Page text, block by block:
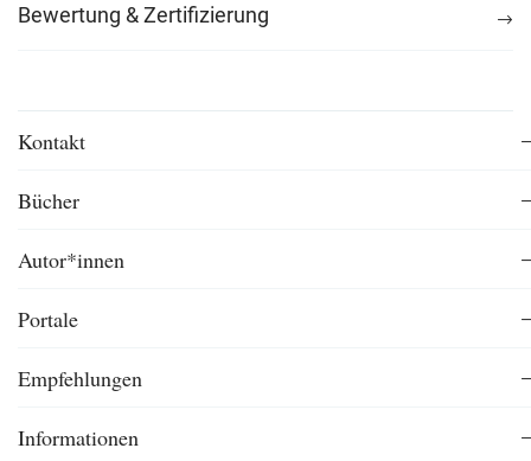
Bewertung & Zertifizierung
Kontakt
Bücher
Autor*innen
Portale
Empfehlungen
Informationen